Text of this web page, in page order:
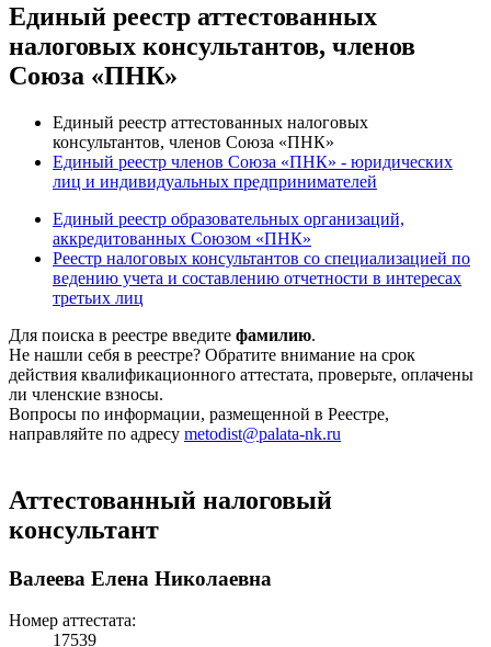
Единый реестр аттестованных
налоговых консультантов, членов
Союза «ПНК»
Единый реестр аттестованных налоговых
консультантов, членов Союза «ПНК»
Единый реестр членов Союза «ПНК» - юридических
лиц и индивидуальных предпринимателей
Единый реестр образовательных организаций,
аккредитованных Союзом «ПНК»
Реестр налоговых консультантов со специализацией по
ведению учета и составлению отчетности в интересах
третьих лиц
Для поиска в реестре введите фамилию.
Не нашли себя в реестре? Обратите внимание на срок
действия квалификационного аттестата, проверьте, оплачены
ли членские взносы.
Вопросы по информации, размещенной в Реестре,
направляйте по адресу metodist@palata-nk.ru
Аттестованный налоговый
консультант
Валеева Елена Николаевна
Номер аттестата:
17539